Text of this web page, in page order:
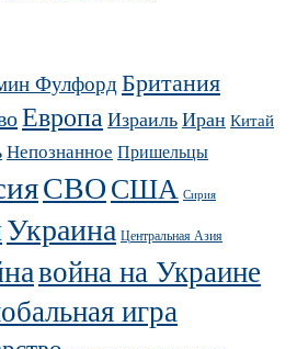
ФулфордБритания
ЕвропаИзраильИран Китай
Непознанное Пришельцы
СВОСША Сирия
Украина Центральная Азия
война на Украине
игра